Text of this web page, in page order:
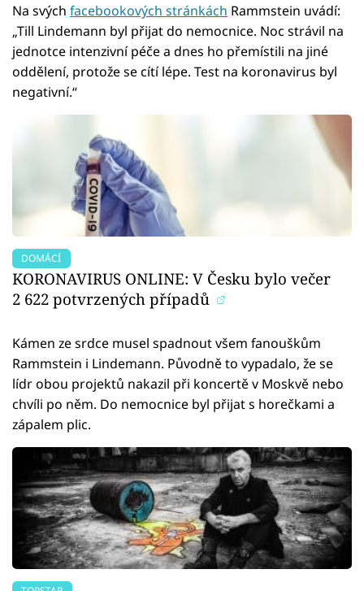
Na svých facebookových stránkách Rammstein uvádí:
„Till Lindemann byl přijat do nemocnice. Noc strávil na
jednotce intenzivní péče a dnes ho přemístili na jiné
oddělení, protože se cítí lépe. Test na koronavirus byl
negativní.“
DOMÁCÍ
KORONAVIRUS ONLINE: V Česku bylo večer
2 622 potvrzených případů
Kámen ze srdce musel spadnout všem fanouškům
Rammstein i Lindemann. Původně to vypadalo, že se
lídr obou projektů nakazil při koncertě v Moskvě nebo
chvíli po něm. Do nemocnice byl přijat s horečkami a
zápalem plic.